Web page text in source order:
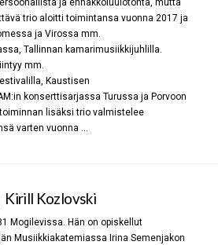
trio aloitti toimintansa vuonna 2017 ja
ja Virossa mm.
Tallinnan kamarimusiikkijuhlilla.
mm.
Kaustisen
konserttisarjassa Turussa ja Porvoon
lisäksi trio valmistelee
varten vuonna …
Kirill Kozlovski
Mogilevissa. Hän on opiskellut
Musiikkiakatemiassa Irina Semenjakon